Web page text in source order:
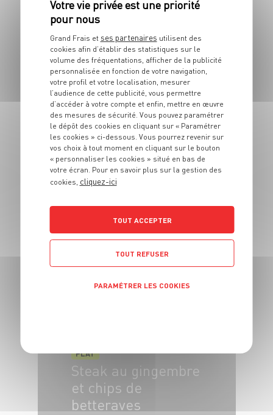
PLAT
Tajine de volaille
aux mangues et aux
pistaches
6 pers. 30 min 1h30
Banh mi hot-dog
4 pers. 20min 3min
PLAT
Steak au gingembre
et chips de
betteraves
Grand Frais et ses partenaires utilisent des
cookies afin d’établir des statistiques sur le
volume des fréquentations, afficher de la publicité
personnalisée en fonction de votre navigation,
votre profil et votre localisation, mesurer
l’audience de cette publicité, vous permettre
d’accéder à votre compte et enfin, mettre en œuvre
des mesures de sécurité. Vous pouvez paramétrer
le dépôt des cookies en cliquant sur « Paramétrer
les cookies » ci-dessous. Vous pourrez revenir sur
vos choix à tout moment en cliquant sur le bouton
« personnaliser les cookies » situé en bas de
votre écran. Pour en savoir plus sur la gestion des
cookies, cliquez-ici
TOUT ACCEPTER
TOUT REFUSER
PARAMÉTRER LES COOKIES